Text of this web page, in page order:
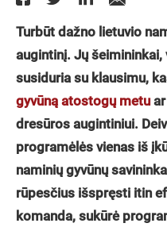
Turbūt dažno lietuvio
augintinį. Jų
susiduria su klausimu,
gyvūną atostogų metuar
dresūros augintiniui.
programėlės vienas iš
naminių gyvūnų
rūpesčius išspręsti itin
komanda, sukūrė